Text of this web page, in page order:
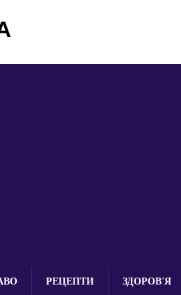
РЕЦЕПТИ ЗДОРОВ’Я